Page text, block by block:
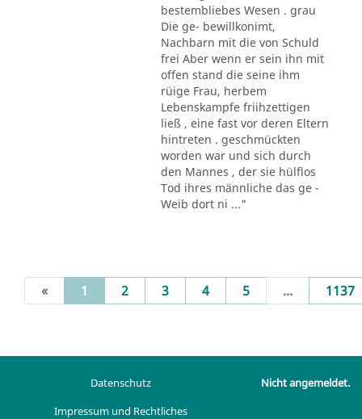
bestembliebes Wesen . grau
Die ge- bewillkonimt,
Nachbarn mit die von Schuld
frei Aber wenn er sein ihn mit
offen stand die seine ihm
rüige Frau, herbem
Lebenskampfe friihzettigen
ließ , eine fast vor deren Eltern
hintreten . geschmückten
worden war und sich durch
den Mannes , der sie hülflos
Tod ihres männliche das ge -
Weib dort ni ..."
« 1 (current)
2 3 4 5 ... 1137
Datenschutz
Impressum und Rechtliches
Nicht angemeldet.